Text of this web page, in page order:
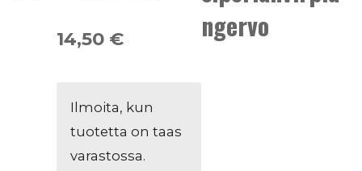
ngervo
14,50 €
Ilmoita, kun
tuotetta on taas
varastossa.